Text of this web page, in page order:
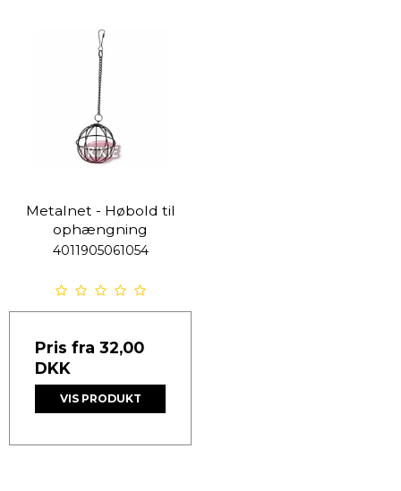
Metalnet - Høbold til
ophængning
4011905061054
Pris fra 32,00
DKK
VIS PRODUKT